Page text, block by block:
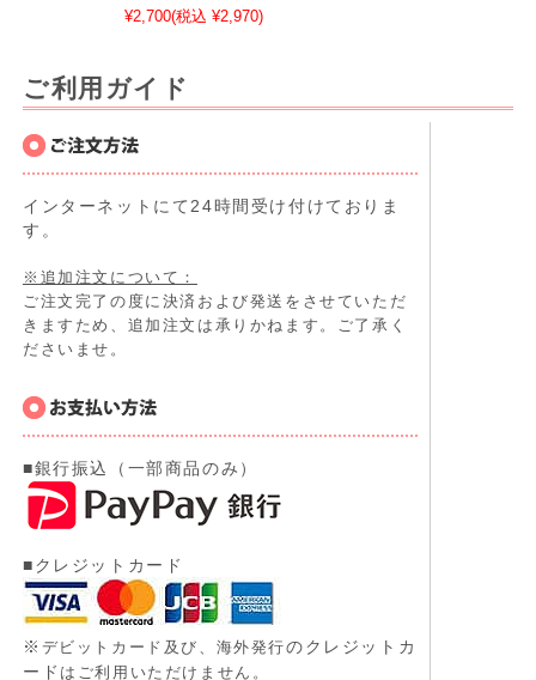
¥2,700(税込 ¥2,970)
ご利用ガイド
インターネットにて24時間受け付けておりま
す。
※追加注文について：
ご注文完了の度に決済および発送をさせていただ
きますため、追加注文は承りかねます。ご了承く
ださいませ。
■銀行振込（一部商品のみ）
■クレジットカード
※ デビットカード及び、 海外発行のクレジットカ
ード はご利用いただけません。